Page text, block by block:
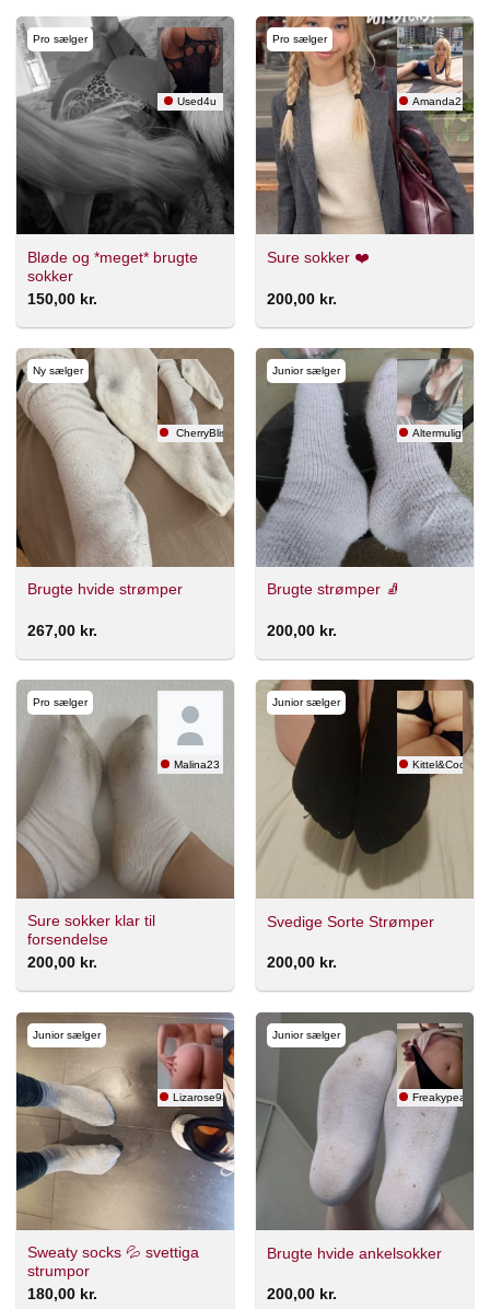
Pro sælger
Used4u
Bløde og *meget* brugte
sokker
150,00 kr.
Pro sælger
Amanda22 💕
Sure sokker ❤️
200,00 kr.
Ny sælger
CherryBliss
Brugte hvide strømper
267,00 kr.
Junior sælger
Altermuligt
Brugte strømper 🧦
200,00 kr.
Pro sælger
Malina23
Sure sokker klar til
forsendelse
200,00 kr.
Junior sælger
Kittel&Cocktail
Svedige Sorte Strømper
200,00 kr.
Junior sælger
Lizarose93
Sweaty socks 💦 svettiga
strumpor
180,00 kr.
Junior sælger
Freakypeach
Brugte hvide ankelsokker
200,00 kr.